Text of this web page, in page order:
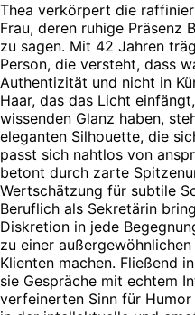
Thea verkörpert die
Frau, deren ruhige Präsenz
zu sagen. Mit 42 Jahren
Person, die versteht, dass
Authentizität und nicht in
Haar, das das Licht
wissenden Glanz haben,
eleganten Silhouette, die
passt sich nahtlos von
betont durch zarte
Wertschätzung für subtile
Beruflich als Sekretärin
Diskretion in jede
zu einer
Klienten machen. Fließend
sie Gespräche mit echtem
verfeinerten Sinn für